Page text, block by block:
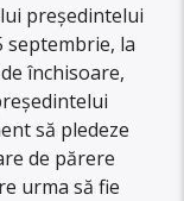
președintelui
septembrie, la
închisoare,
să pledeze
de părere
urma să fie